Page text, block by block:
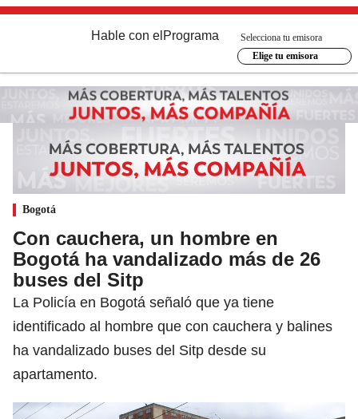
Hable con el Programa
Selecciona tu emisora
Elige tu emisora
Bogotá
Con cauchera, un hombre en
Bogotá ha vandalizado más de 26
buses del Sitp
La Policía en Bogotá señaló que ya tiene
identificado al hombre que con cauchera y balines
ha vandalizado buses del Sitp desde su
apartamento.